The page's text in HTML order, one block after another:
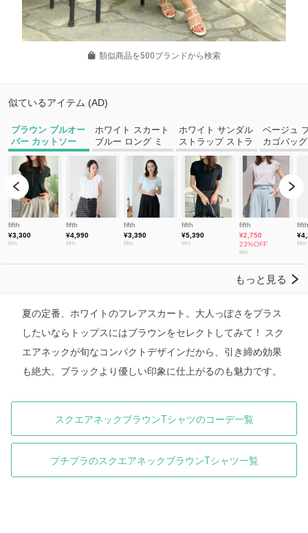
類似商品を500ブランドから検索
夏の定番、ホワイトのフレアスカート。大人っぽさをプラス
したいならトップスにはブラウンをセレクトしてみて！ スク
エアネックが旬なコンパクトデザインだから、引き締め効果
も絶大。ブラックより優しい印象に仕上がるのも魅力です。
スクエアネックブラウンTシャツのコーデ一覧
プチプラのスクエアネックブラウンTシャツ一覧